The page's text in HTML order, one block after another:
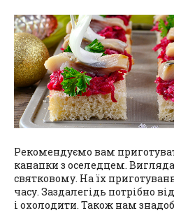
Рекомендуємо вам
канапки з оселедцем.
святковому. На їх
часу. Заздалегідь потрібно
і охолодити. Також нам